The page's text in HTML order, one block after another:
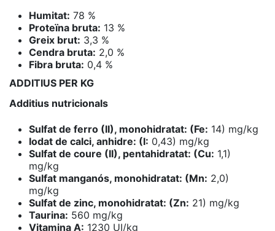
Humitat: 78 %
Proteïna bruta: 13 %
Greix brut: 3,3 %
Cendra bruta: 2,0 %
Fibra bruta: 0,4 %
ADDITIUS PER KG
Additius nutricionals
Sulfat de ferro (II), monohidratat: (Fe: 14) mg/kg
Iodat de calci, anhidre: (I: 0,43) mg/kg
Sulfat de coure (II), pentahidratat: (Cu: 1,1)
mg/kg
Sulfat manganós, monohidratat: (Mn: 2,0)
mg/kg
Sulfat de zinc, monohidratat: (Zn: 21) mg/kg
Taurina: 560 mg/kg
Vitamina A: 1230 UI/kg